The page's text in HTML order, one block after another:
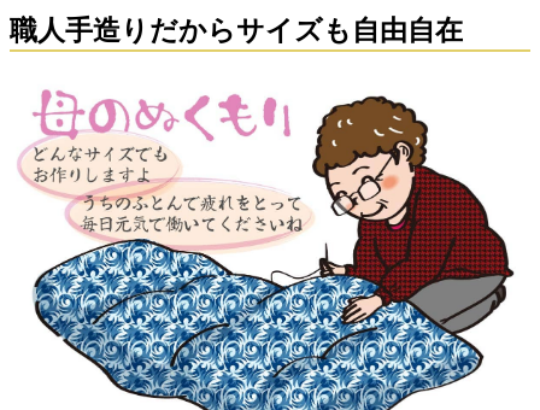
職人手造りだからサイズも自由自在